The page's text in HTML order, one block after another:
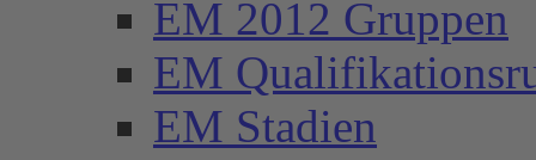
EM 2012 Gruppen
EM
EM Stadien